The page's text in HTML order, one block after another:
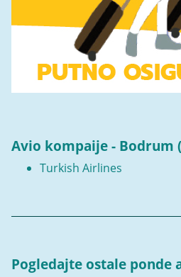
Avio kompaije - Bodrum
Turkish Airlines
Pogledajte ostale ponde